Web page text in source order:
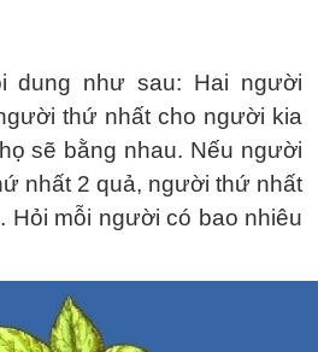
dung như sau: Hai người
thứ nhất cho người kia
sẽ bằng nhau. Nếu người
nhất 2 quả, người thứ nhất
Hỏi mỗi người có bao nhiêu